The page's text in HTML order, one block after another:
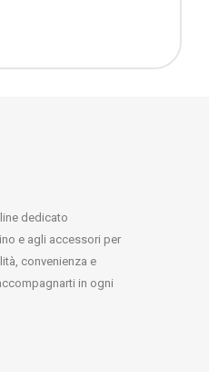
dedicato
e agli accessori per
convenienza e
in ogni